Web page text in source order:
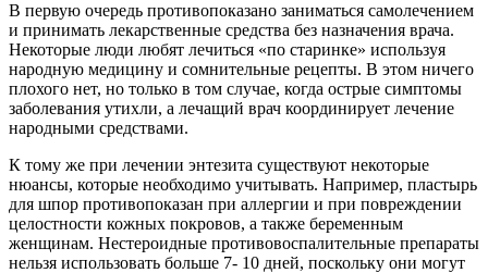
В первую очередь противопоказано заниматься самолечением
и принимать лекарственные средства без назначения врача.
Некоторые люди любят лечиться «по старинке» используя
народную медицину и сомнительные рецепты. В этом ничего
плохого нет, но только в том случае, когда острые симптомы
заболевания утихли, а лечащий врач координирует лечение
народными средствами.
К тому же при лечении энтезита существуют некоторые
нюансы, которые необходимо учитывать. Например, пластырь
для шпор противопоказан при аллергии и при повреждении
целостности кожных покровов, а также беременным
женщинам. Нестероидные противовоспалительные препараты
нельзя использовать больше 7- 10 дней, поскольку они могут